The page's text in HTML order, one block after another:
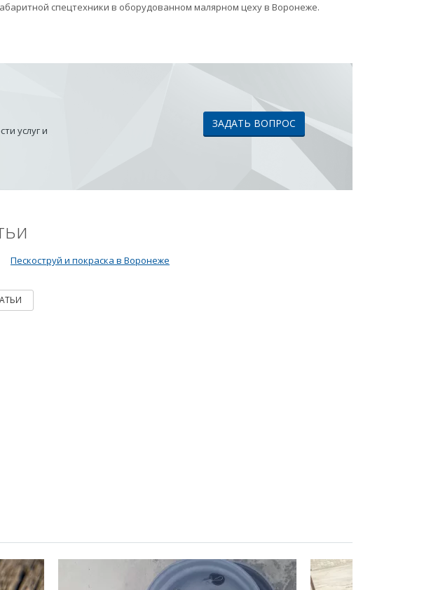
спецтехники в оборудованном малярном цеху в Воронеже.
услуг и
ЗАДАТЬ ВОПРОС
Пескоструй и покраска в Воронеже